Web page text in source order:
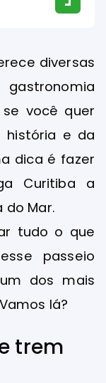
diversas
você quer
história e da
dica é fazer
Curitiba a
do Mar.
tudo o que
passeio
dos mais
lá?
trem